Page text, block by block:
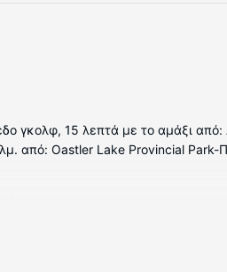
γκολφ, 15 λεπτά με το αμάξι από:
από: Oastler Lake Provincial Park-
ντουζιέρας-μπανιέρας